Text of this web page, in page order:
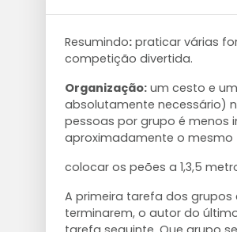
Resumindo:praticar várias
competição divertida.
Organização:um cesto e
absolutamente necessário)
pessoas por grupo é
aproximadamente o mesmo
colocar os peões a 1,3,5
A primeira tarefa dos grupos
terminarem, o autor do